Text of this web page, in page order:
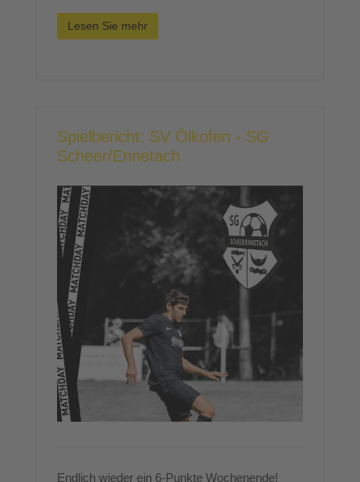
Lesen Sie mehr
Spielbericht: SV Ölkofen - SG
Scheer/Ennetach
Endlich wieder ein 6-Punkte Wochenende!